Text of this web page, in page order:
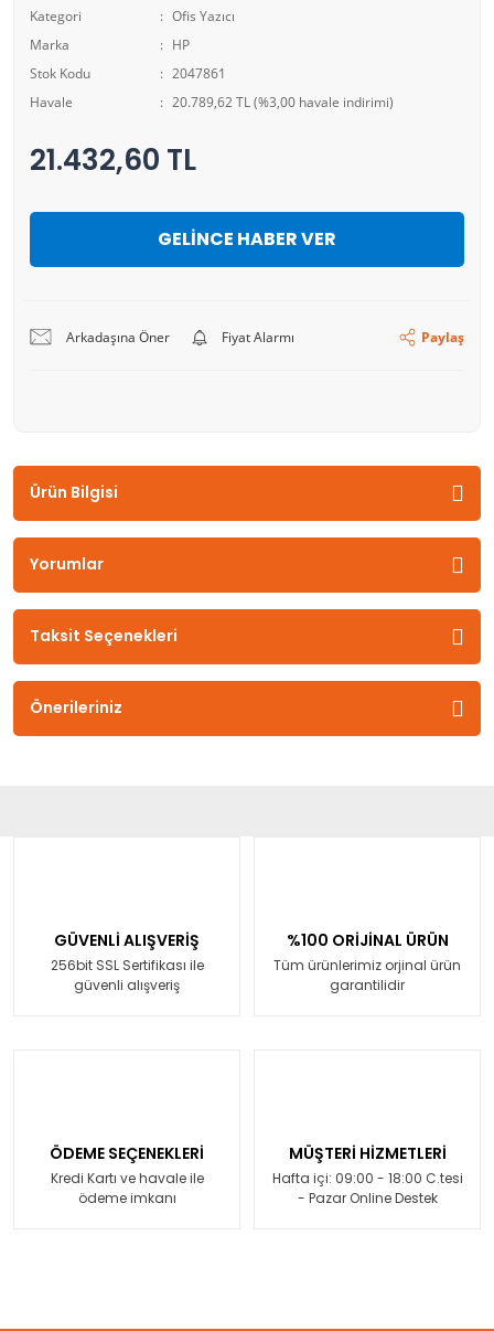
Kategori
Ofis Yazıcı
Marka
HP
Stok Kodu
2047861
Havale
20.789,62 TL (%3,00 havale indirimi)
21.432,60 TL
GELİNCE HABER VER
Arkadaşına Öner Fiyat Alarmı Paylaş
Ürün Bilgisi
Yorumlar
Taksit Seçenekleri
Önerileriniz
GÜVENLİ ALIŞVERİŞ
256bit SSL Sertifikası ile
güvenli alışveriş
%100 ORİJİNAL ÜRÜN
Tüm ürünlerimiz orjinal ürün
garantilidir
ÖDEME SEÇENEKLERİ
Kredi Kartı ve havale ile
ödeme imkanı
MÜŞTERİ HİZMETLERİ
Hafta içi: 09:00 - 18:00 C.tesi
- Pazar Online Destek